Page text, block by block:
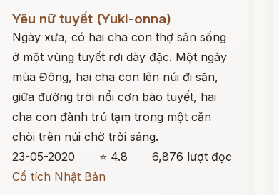
Yêu nữ tuyết (Yuki-onna)
Ngày xưa, có hai cha con thợ săn sống
ở một vùng tuyết rơi dày đặc. Một ngày
mùa Đông, hai cha con lên núi đi săn,
giữa đường trời nổi cơn bão tuyết, hai
cha con đành trú tạm trong một căn
chòi trên núi chờ trời sáng.
23-05-2020
⭐ 4.8
6,876 lượt đọc
Cổ tích Nhật Bản